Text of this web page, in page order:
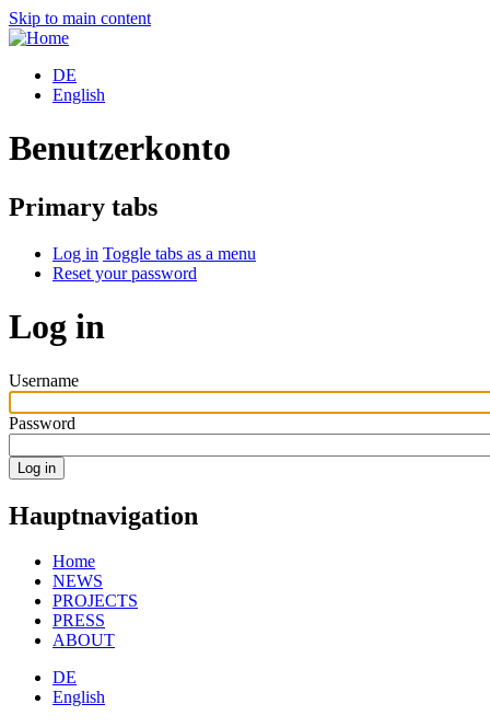
Skip to main content
DE
English
Benutzerkonto
Primary tabs
Log in Toggle tabs as a menu
Reset your password
Log in
Username
Password
Hauptnavigation
Home
NEWS
PROJECTS
PRESS
ABOUT
DE
English